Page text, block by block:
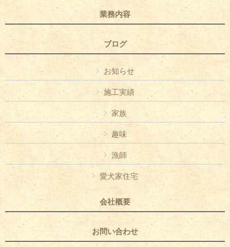
業務内容
ブログ
お知らせ
施工実績
家族
趣味
漁師
愛犬家住宅
会社概要
お問い合わせ